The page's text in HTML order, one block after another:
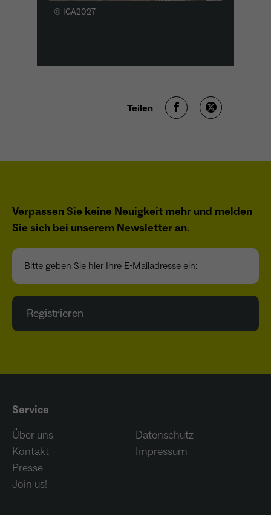
Laufzeit 4 Monate
© IGA2027
Teilen
Verpassen Sie keine Neuigkeit mehr und melden
Sie sich bei unserem Newsletter an.
Bitte geben Sie hier Ihre E-Mailadresse ein:
Registrieren
Service
Über uns
Kontakt
Presse
Join us!
Datenschutz
Impressum